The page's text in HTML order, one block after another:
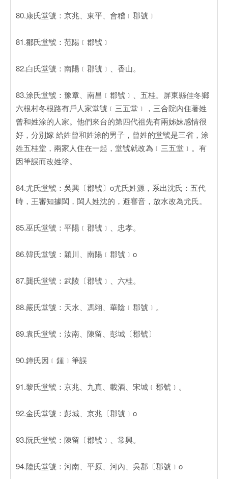
80.康氏堂號：京兆、東平、會稽﹝郡號﹞
81.鄒氏堂號：范陽﹝郡號﹞
82.白氏堂號：南陽﹝郡號﹞、香山。
83.涂氏堂號：豫章、南昌﹝郡號﹞、五桂。屏東縣佳冬鄉
六根村冬根路有戶人家堂號﹝三五堂﹞，三合院內住著姓
曾和姓涂的人家。他們來台的第四代祖先有兩姊妹感情很
好，分別嫁 給姓曾和姓涂的男子，曾姓的堂號是三省，涂
姓五桂堂，兩家人住在一起，堂號就改為﹝三五堂﹞。有
因筆誤而改姓塗。
84.尤氏堂號：吳興〔郡號〕o尤氏姓源，系出沈氏：五代
時，王審知據閩，閩人姓沈的，避審音，放水改為尤氏。
85.巫氏堂號：平陽﹝郡號﹞、忠孝。
86.韓氏堂號：穎川、南陽﹝郡號﹞o
87.龔氏堂號：武陵〔郡號﹞、六桂。
88.嚴氏堂號：天水、馮翊、華陰﹝郡號﹞。
89.袁氏堂號：汝南、陳留、彭城〔郡號〕
90.鐘氏因﹝鍾﹞筆誤
91.黎氏堂號：京兆、九真、載酒、宋城﹝郡號﹞。
92.金氏堂號：彭城、京兆〔郡號﹞o
93.阮氏堂號：陳留〔郡號﹞、常興。
94.陸氏堂號：河南、平原、河內、吳郡〔郡號﹞o